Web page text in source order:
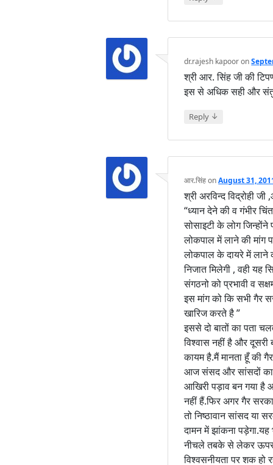
dr.rajesh kapooron
श्री आर. सिंह जी की
इस से अधिक सही और
Reply ↓
आर.सिंहonAugust 31,
श्री अरविन्द विद्रोही
“ध्यान देने की व गंभीर
सोसाइटी के लोग
लोकपाल में लाने की मांग
लोकपाल के दायरे में लाने
निजात मिलेगी , वही यह
संगठनो को प्रभावी व
इस मांग को कि सभी गैर
खारिज करते है ”
इससे दो बातों का पता
विश्वास नहीं है और
कायम है.मैं मानता हूँ की
आज संसद और सांसदों का
आखिरी पड़ाव बन गया है
नहीं हैं.फिर अगर गैर
तो निष्ठावान सांसद
दामन में झांकना
नीचले तबके से लेकर ऊपर
विश्वसनीयता पर शक हो